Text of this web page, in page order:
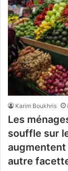
Karim Boukhris
Les
souffle sur
augmentent
autre